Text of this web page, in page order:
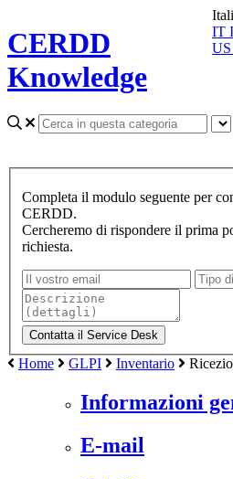
CERDD
Knowledge
IT
US
Completa il modulo seguente per
CERDD.
Cercheremo di rispondere il prima
richiesta.
Home GLPI Inventario
Informazioni
E-mail